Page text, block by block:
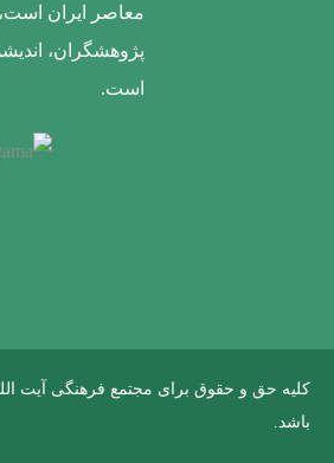
معاصر ایران
پژوهشگران،
است.
کلیه حق و حقوق برای مجتمع فرهنگی آیت
باشد.